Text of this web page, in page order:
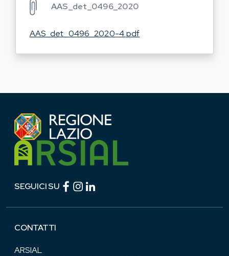
AAS_det_0496_2020
AAS_det_0496_2020-4.pdf
SEGUICI SU Facebook (link esterno)
Instagram (link esterno)
CONTATTI
ARSIAL